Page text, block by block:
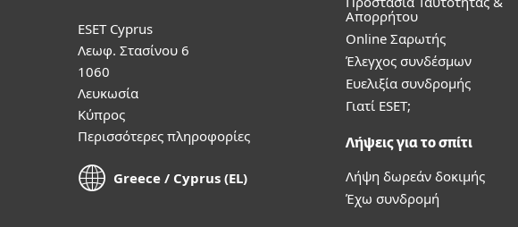
ESET Cyprus
Λεωφ. Στασίνου 6
1060
Λευκωσία
Κύπρος
Περισσότερες πληροφορίες
Greece / Cyprus (EL)
Απορρήτου
Online Σαρωτής
Έλεγχος συνδέσμων
Ευελιξία συνδρομής
Γιατί ESET;
Λήψεις για το σπίτι
Λήψη δωρεάν δοκιμής
Έχω συνδρομή